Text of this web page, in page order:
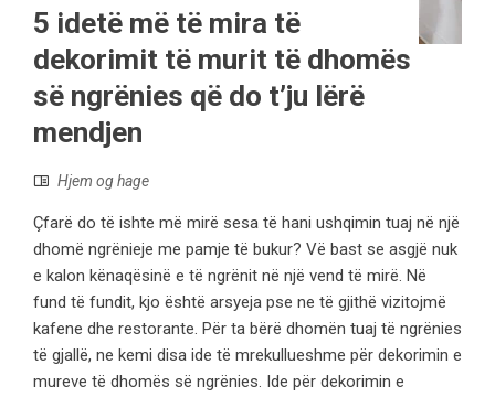
5 idetë më të mira të
dekorimit të murit të dhomës
së ngrënies që do t’ju lërë
mendjen
Hjem og hage
Çfarë do të ishte më mirë sesa të hani ushqimin tuaj në një
dhomë ngrënieje me pamje të bukur? Vë bast se asgjë nuk
e kalon kënaqësinë e të ngrënit në një vend të mirë. Në
fund të fundit, kjo është arsyeja pse ne të gjithë vizitojmë
kafene dhe restorante. Për ta bërë dhomën tuaj të ngrënies
të gjallë, ne kemi disa ide të mrekullueshme për dekorimin e
mureve të dhomës së ngrënies. Ide për dekorimin e